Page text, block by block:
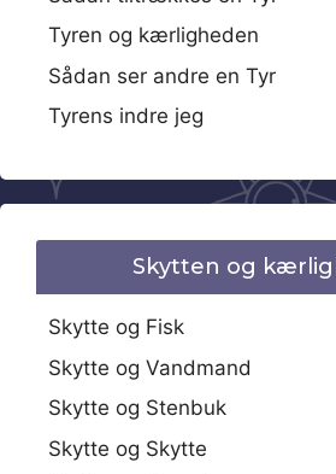
Tyren og kærligheden
Sådan ser andre en Tyr
Tyrens indre jeg
Skytten og
Skytte og Fisk
Skytte og Vandmand
Skytte og Stenbuk
Skytte og Skytte